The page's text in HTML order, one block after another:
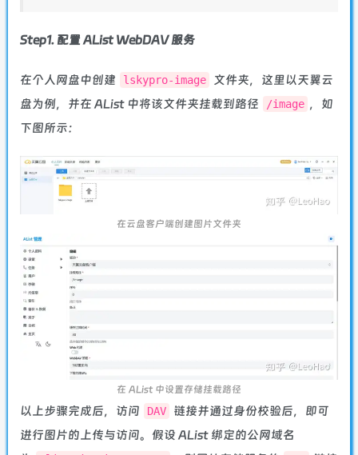
Step1. 配置 AList WebDAV 服务
在个人网盘中创建 lskypro-image
文件夹，这里以天翼云
盘为例，并在 AList 中将该文件夹挂载到路径
/image ，如
下图所示：
在云盘客户端创建图片文件夹
在 AList 中设置存储挂载路径
以上步骤完成后，访问 DAV
链接并通过身份校验后，即可
进行图片的上传与访问。假设 AList 绑定的公网域名